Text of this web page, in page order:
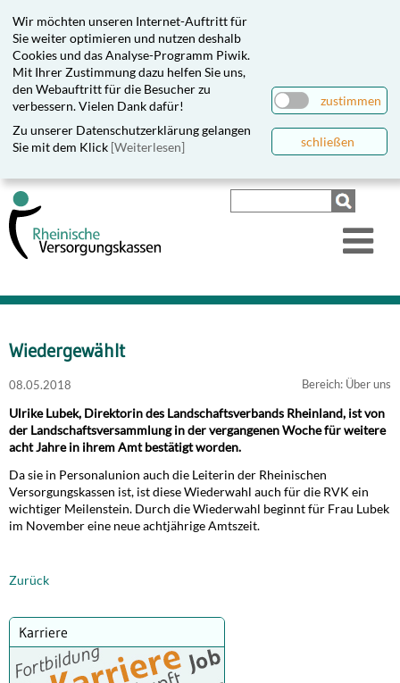
Wir möchten unseren Internet-Auftritt für
Sie weiter optimieren und nutzen deshalb
Cookies und das Analyse-Programm Piwik.
Mit Ihrer Zustimmung dazu helfen Sie uns,
den Webauftritt für die Besucher zu
verbessern. Vielen Dank dafür!
zustimmen
Zu unserer Datenschutzerklärung gelangen
Sie mit dem Klick [Weiterlesen] schließen
Wiedergewählt
08.05.2018 Bereich: Über uns
Ulrike Lubek, Direktorin des Landschaftsverbands Rheinland, ist von
der Landschaftsversammlung in der vergangenen Woche für weitere
acht Jahre in ihrem Amt bestätigt worden.
Da sie in Personalunion auch die Leiterin der Rheinischen
Versorgungskassen ist, ist diese Wiederwahl auch für die RVK ein
wichtiger Meilenstein. Durch die Wiederwahl beginnt für Frau Lubek
im November eine neue achtjährige Amtszeit.
Zurück
Karriere